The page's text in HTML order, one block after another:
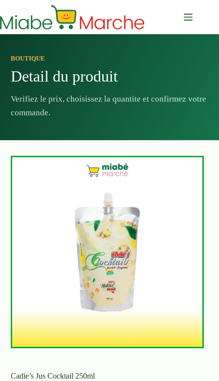
contenu
BOUTIQUE
Detail du produit
Verifiez le prix, choisissez la quantite et confirmez votre
commande.
Cadie’s Jus Cocktail 250ml